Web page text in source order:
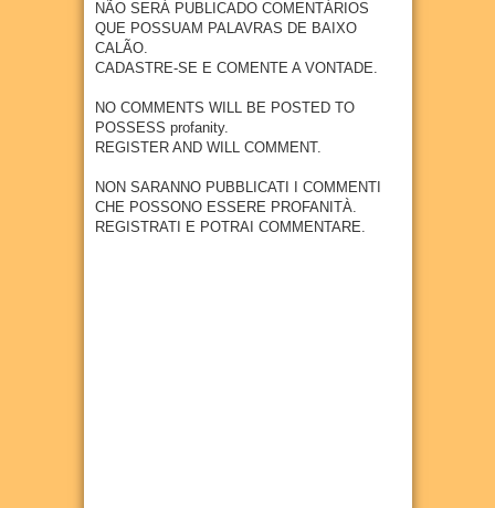
Jerusa
lém
14 Jan 2026
femini
no e a
ão
14 Jan 2026
á
históri
a da
Paixã
o de
Cristo
de
Nova
Jerusa
lém
11 Apr 2024
NÃO SERÁ PUBLICADO COMENTÁRIOS
QUE POSSUAM PALAVRAS DE BAIXO
CALÃO.
CADASTRE-SE E COMENTE A VONTADE.
NO COMMENTS WILL BE POSTED TO
POSSESS profanity.
REGISTER AND WILL COMMENT.
NON SARANNO PUBBLICATI I COMMENTI
CHE POSSONO ESSERE PROFANITÀ.
REGISTRATI E POTRAI COMMENTARE.